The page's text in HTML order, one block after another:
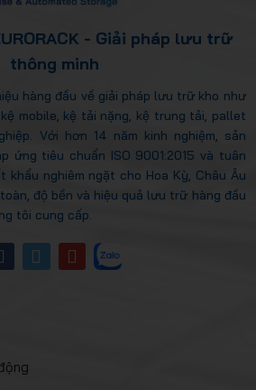
- Giải pháp lưu trữ
thông minh
hàng đầu về giải pháp lưu trữ kho như
mobile, kệ tải nặng, kệ trung tải, pallet
Với hơn 14 năm kinh nghiệm, sản
ứng tiêu chuẩn ISO 9001:2015 và tuân
nghiêm ngặt cho Hoa Kỳ, Châu Âu
độ bền và hiệu quả lưu trữ hàng đầu
tôi cung cấp.